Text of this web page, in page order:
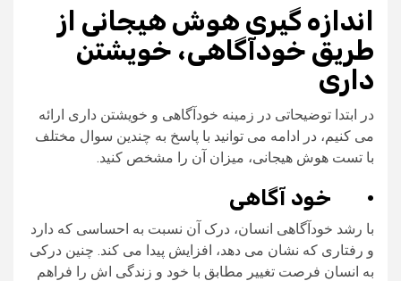
اندازه‌ گیری هوش هیجانی از
طریق خودآگاهی، خویشتن
داری
در ابتدا توضیحاتی در زمینه خودآگاهی و خویشتن داری ارائه
می‌ کنیم، در ادامه می‌ توانید با پاسخ به چندین سوال مختلف
با تست هوش هیجانی، میزان آن را مشخص کنید.
· خود آگاهی
با رشد خودآگاهی انسان، درک آن نسبت به احساسی که دارد
و رفتاری که نشان می‌ دهد، افزایش پیدا می‌ کند. چنین درکی
به انسان فرصت تغییر مطابق با خود و زندگی‌ اش را فراهم